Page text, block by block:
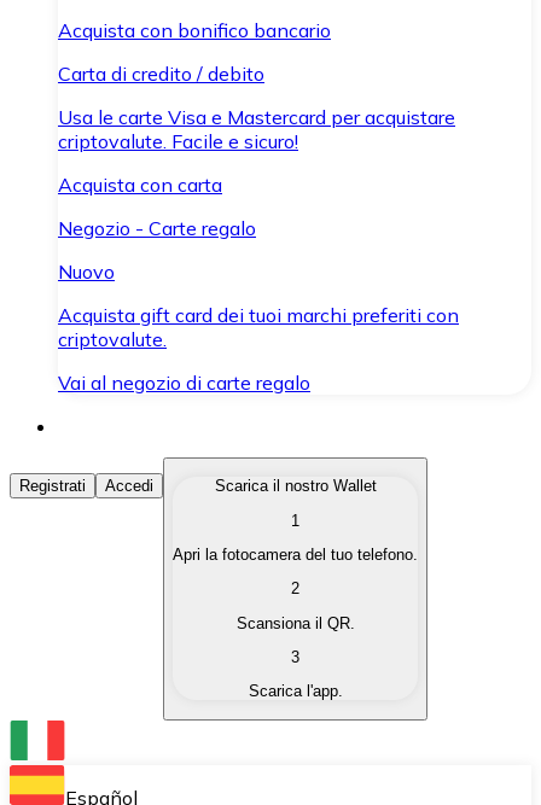
Acquista con bonifico bancario
Carta di credito / debito
Usa le carte Visa e Mastercard per acquistare
criptovalute. Facile e sicuro!
Acquista con carta
Negozio - Carte regalo
Nuovo
Acquista gift card dei tuoi marchi preferiti con
criptovalute.
Vai al negozio di carte regalo
Acquista Criptovalute
Acquista le criptovalute che ti interessano in modo
Converti le tue criptovalute in valuta fiat quando ne
Scambia una criptovaluta con un'altra
Conserva le tue cripto in un Wallet self-custodial.
Registrati Accedi
Scarica il nostro Wallet
1
Apri la fotocamera del tuo telefono.
2
Scansiona il QR.
3
Scarica l'app.
Español